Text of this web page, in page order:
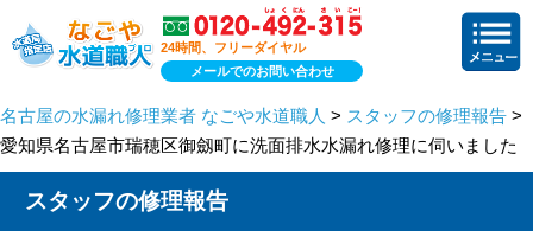
24時間、フリーダイヤル
メールでのお問い合わせ
名古屋の水漏れ修理業者 なごや水道職人 > スタッフの修理報告 >
愛知県名古屋市瑞穂区御劔町に洗面排水水漏れ修理に伺いました
スタッフの修理報告